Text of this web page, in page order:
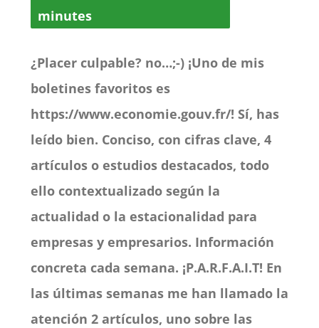
minutes
¿Placer culpable? no…;-) ¡Uno de mis
boletines favoritos es
https://www.economie.gouv.fr/! Sí, has
leído bien. Conciso, con cifras clave, 4
artículos o estudios destacados, todo
ello contextualizado según la
actualidad o la estacionalidad para
empresas y empresarios. Información
concreta cada semana. ¡P.A.R.F.A.I.T! En
las últimas semanas me han llamado la
atención 2 artículos, uno sobre las